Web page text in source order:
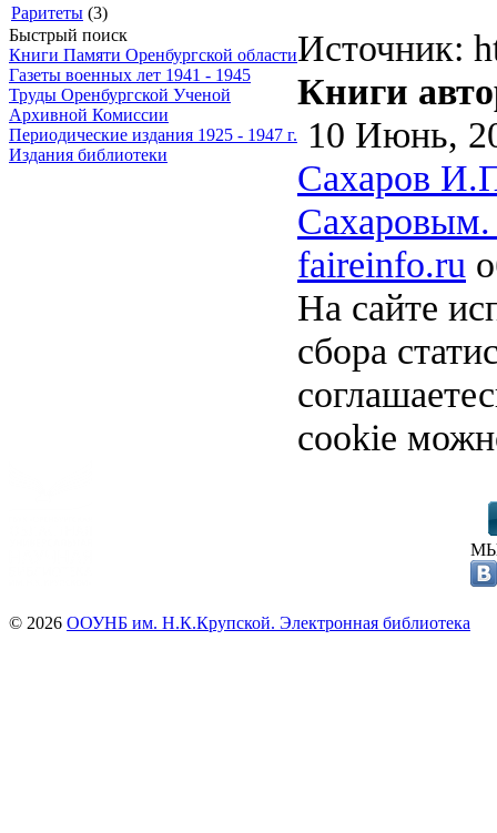
Раритеты (3)
Быстрый поиск
Книги Памяти Оренбургской области
Газеты военных лет 1941 - 1945
Труды Оренбургской Ученой
Архивной Комиссии
Периодические издания 1925 - 1947 г.
Издания библиотеки
Источник:
Книги
10 Июнь,
Сахаров
faireinfo.ru
На сайте
сбора
cookie
© 2026 ООУНБ им. Н.К.Крупской. Электронная библиотека